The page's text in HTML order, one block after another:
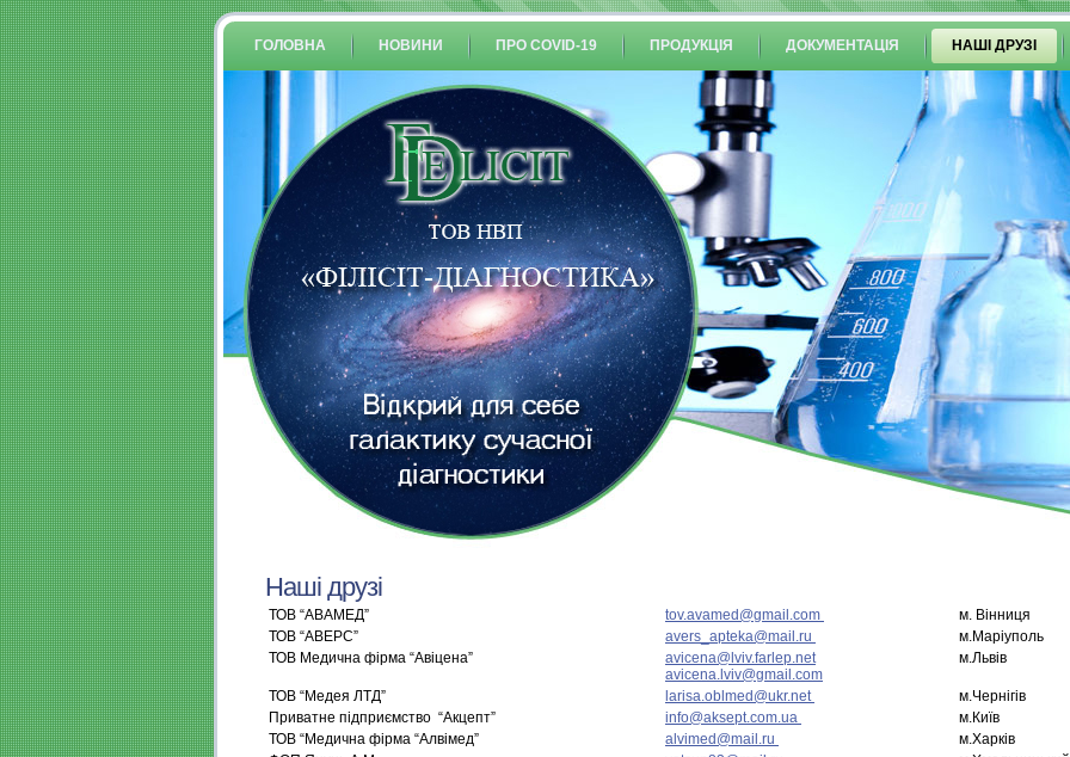
ГОЛОВНА НОВИНИ ПРО COVID-19 ПРОДУКЦІЯ ДОКУМЕНТАЦІЯ НАШІ ДРУЗІ
Наші друзі
ТОВ “АВАМЕД” tov.avamed@gmail.com
м. Вінниця
ТОВ “АВЕРС”
avers_apteka@mail.ru
м.Маріуполь
ТОВ Медична фірма “Авіцена”
avicena@lviv.farlep.net
avicena.lviv@gmail.com
м.Львів
ТОВ “Медея ЛТД” larisa.oblmed@ukr.net
м.Чернігів
Приватне підприємство “Акцепт”
info@aksept.com.ua
м.Київ
ТОВ “Медична фірма “Алвімед”
alvimed@mail.ru
м.Харків